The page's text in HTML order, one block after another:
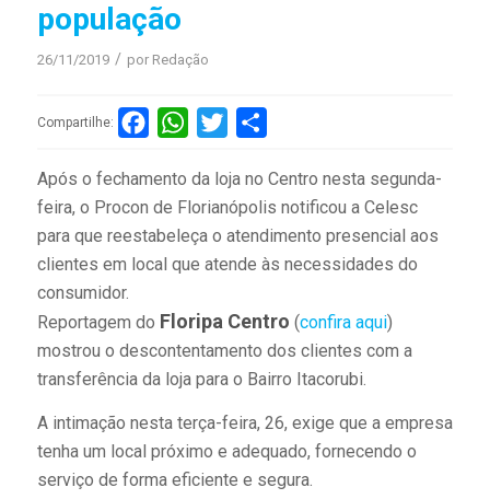
população
26/11/2019 / por Redação
Compartilhe: FacebookWhatsApp
Twitter
Após o fechamento da loja no Centro nesta segunda-
feira, o Procon de Florianópolis notificou a Celesc
para que reestabeleça o atendimento presencial aos
clientes em local que atende às necessidades do
consumidor.
Reportagem do Floripa Centro (confira aqui)
mostrou o descontentamento dos clientes com a
transferência da loja para o Bairro Itacorubi.
A intimação nesta terça-feira, 26, exige que a empresa
tenha um local próximo e adequado, fornecendo o
serviço de forma eficiente e segura.